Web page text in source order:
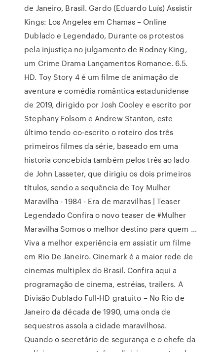
de Janeiro, Brasil. Gardo (Eduardo Luís) Assistir
Kings: Los Angeles em Chamas – Online
Dublado e Legendado, Durante os protestos
pela injustiça no julgamento de Rodney King,
um Crime Drama Lançamentos Romance. 6.5.
HD. Toy Story 4 é um filme de animação de
aventura e comédia romântica estadunidense
de 2019, dirigido por Josh Cooley e escrito por
Stephany Folsom e Andrew Stanton, este
último tendo co-escrito o roteiro dos três
primeiros filmes da série, baseado em uma
historia concebida também pelos três ao lado
de John Lasseter, que dirigiu os dois primeiros
títulos, sendo a sequência de Toy Mulher
Maravilha - 1984 - Era de maravilhas | Teaser
Legendado Confira o novo teaser de #Mulher
Maravilha Somos o melhor destino para quem …
Viva a melhor experiência em assistir um filme
em Rio De Janeiro. Cinemark é a maior rede de
cinemas multiplex do Brasil. Confira aqui a
programação de cinema, estréias, trailers. A
Divisão Dublado Full-HD gratuito – No Rio de
Janeiro da década de 1990, uma onda de
sequestros assola a cidade maravilhosa.
Quando o secretário de segurança e o chefe da